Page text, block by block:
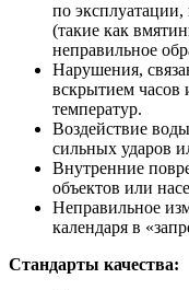
по
(такие как
неправильное
Нарушения,
вскрытием часов
температур.
Воздействие
сильных ударов
Внутренние
объектов или
Неправильное
календаря в
Стандарты качества: